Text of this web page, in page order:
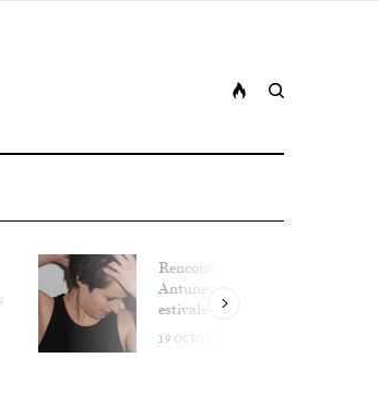
Rencontre avec Lucie
Antunes, la détonation
estivale
19 OCTOBRE 2023